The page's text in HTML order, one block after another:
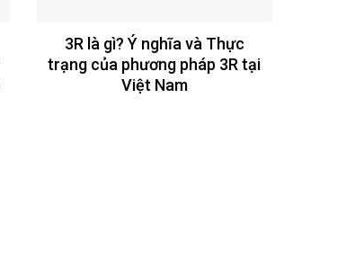
3R là gì? Ý nghĩa và Thực
trạng của phương pháp 3R tại
Việt Nam